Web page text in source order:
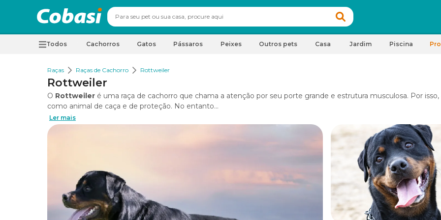
Todos Cachorros Gatos Pássaros Peixes Outros pets Casa Jardim Piscina
Raças Raças de Cachorro Rottweiler
Rottweiler
O Rottweiler é uma raça de cachorro que chama a atenção por seu porte grande e estrutura musculosa. Por
como animal de caça e de proteção. No entanto...
Ler mais